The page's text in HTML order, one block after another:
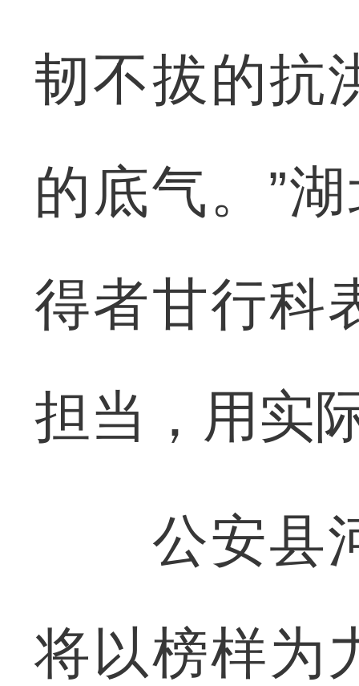
韧不拔的抗
的底气。”
得者甘行科
担当，用实
公安县河
将以榜样为